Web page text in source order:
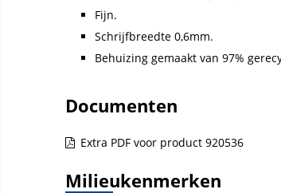
Fijn.
Schrijfbreedte 0,6mm.
Behuizing gemaakt van 97%
Documenten
Extra PDF voor product 920536
Milieukenmerken